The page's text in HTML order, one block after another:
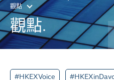
觀點
觀點.
#HKEXVoice